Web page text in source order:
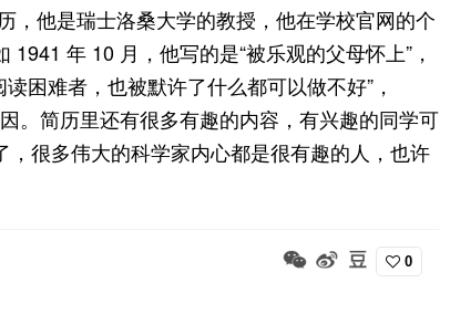
，他是瑞士洛桑大学的教授，他在学校官网的个
年 10 月，他写的是“被乐观的父母怀上”，
困难者，也被默许了什么都可以做不好”，
。简历里还有很多有趣的内容，有兴趣的同学可
很多伟大的科学家内心都是很有趣的人，也许
0